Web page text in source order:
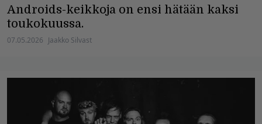
Androids-keikkoja on ensi hätään kaksi
toukokuussa.
07.05.2026 Jaakko Silvast